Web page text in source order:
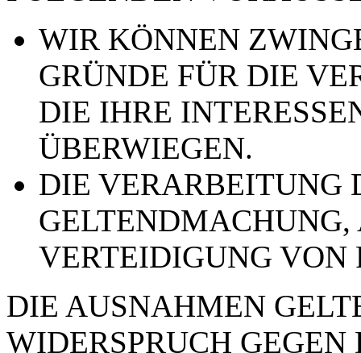
WIR KÖNNEN
GRÜNDE FÜR DIE
DIE IHRE
ÜBERWIEGEN.
DIE VERARBEITUNG
VERTEIDIGUNG VON
DIE AUSNAHMEN
WIDERSPRUCH